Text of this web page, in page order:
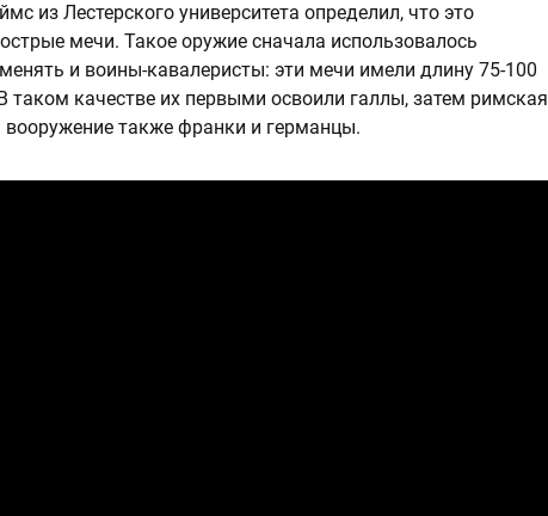
из Лестерского университета определил, что это
мечи. Такое оружие сначала использовалось
и воины-кавалеристы: эти мечи имели длину 75-100
качестве их первыми освоили галлы, затем римская
вооружение также франки и германцы.